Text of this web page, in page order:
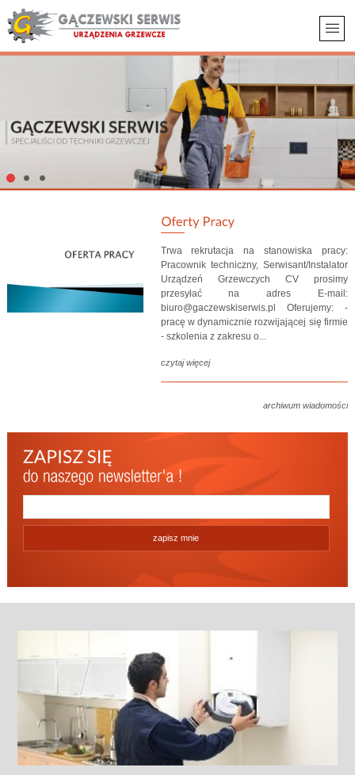
Trwa rekrutacja na stanowiska pracy:
Pracownik techniczny, Serwisant/Instalator
Urządzeń Grzewczych CV prosimy
przesyłać na adres E-mail:
biuro@gaczewskiserwis.pl Oferujemy: -
pracę w dynamicznie rozwijającej się firmie
- szkolenia z zakresu o...
czytaj więcej
archiwum wiadomości